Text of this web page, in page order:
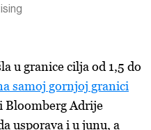
u granice cilja od 1,5 do
samoj gornjoj granici
Bloomberg Adrije
usporava i u junu, a